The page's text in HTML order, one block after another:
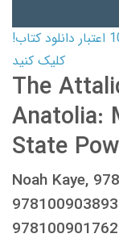
کارت اعتباری کتاب دانلود با 10,000,000 اعتبار دانلود کتاب!
کلیک کنید
The
Anatolia:
State
Noah Kaye,